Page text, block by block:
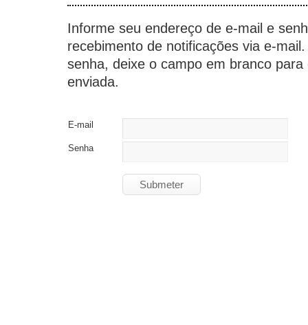
Informe seu endereço de e-mail e
recebimento de notificações via e-
senha, deixe o campo em branco
enviada.
E-mail
Senha